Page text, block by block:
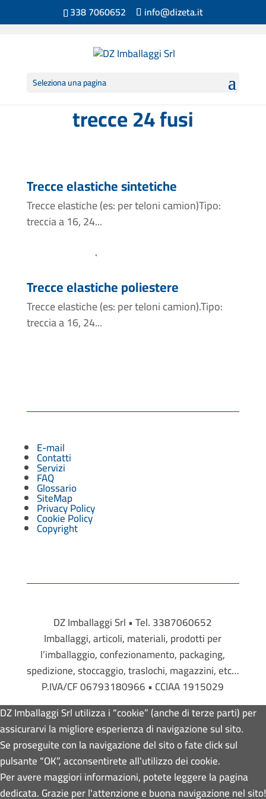
338 7060652 info@dizeta.it
Seleziona una pagina
trecce 24 fusi
Trecce elastiche sintetiche
Trecce elastiche (es: per teloni camion)Tipo:
treccia a 16, 24...
Trecce elastiche poliestere
Trecce elastiche (es: per teloni camion).Tipo:
treccia a 16, 24...
E-mail
Contatti
Servizi
FAQ
Glossario
SiteMap
Privacy Policy
Cookie Policy
Copyright
DZ Imballaggi Srl • Tel. 3387060652
Imballaggi, articoli, materiali, prodotti per
l’imballaggio, confezionamento, packaging,
spedizione, stoccaggio, traslochi, magazzini, etc…
P.IVA/CF 06793180966 • CCIAA 1915029
DZ Imballaggi Srl utilizza i “cookie” (anche di terze parti) per
assicurarvi la migliore esperienza di navigazione sul sito.
Se proseguite con la navigazione del sito o fate click sul
pulsante “OK”, acconsentirete all'utilizzo dei cookie.
Per avere maggiori informazioni, potete leggere la pagina
dedicata. Grazie per l'attenzione e buona navigazione nel sito!